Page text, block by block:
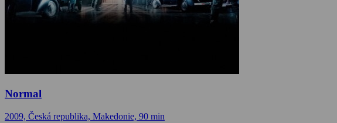
Normal
2009, Česká republika, Makedonie, 90 min